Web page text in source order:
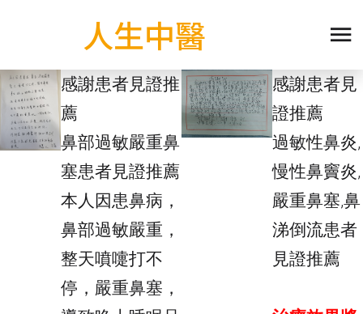
人生中醫
感謝患者見證推
薦
鼻部過敏嚴重鼻
塞患者見證推薦
本人因患鼻病，
鼻部過敏嚴重，
整天噴嚏打不
停，嚴重鼻塞，
感謝患者見
證推薦
過敏性鼻炎,
慢性鼻竇炎,
嚴重鼻塞,鼻
涕倒流患者
見證推薦